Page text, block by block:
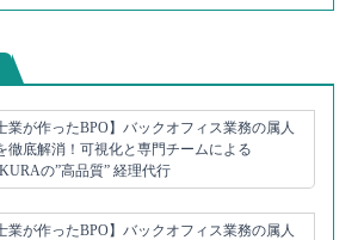
業が作ったBPO】バックオフィス業務の属人
徹底解消！可視化と専門チームによる
の”高品質” 経理代行
業が作ったBPO】バックオフィス業務の属人